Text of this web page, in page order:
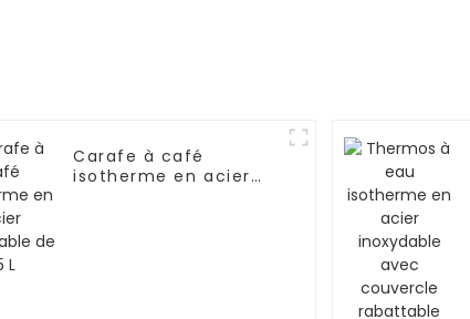
Carafe à café
isotherme en acier